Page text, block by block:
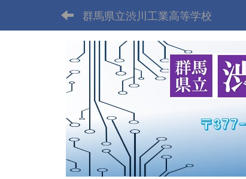
群馬県立渋川工業高等学校